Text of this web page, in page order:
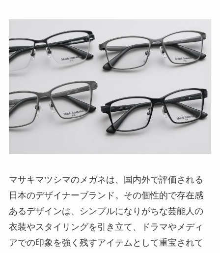
マサキマツシマのメガネは、国内外で評価される
日本のデザイナーブランド。その個性的で存在感
あるデザインは、シンプルになりがちな芸能人の
衣装やスタイリングを引き立て、ドラマやメディ
アでの印象を強く残すアイテムとして重宝されて